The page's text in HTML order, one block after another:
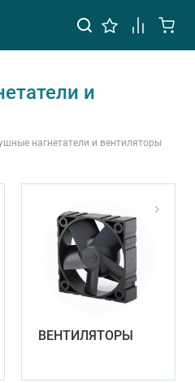
и
нагнетатели и вентиляторы
ВЕНТИЛЯТОРЫ